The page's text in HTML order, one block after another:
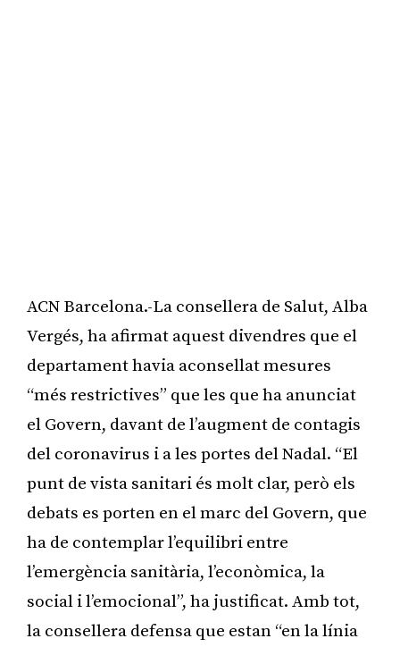
ACN Barcelona.-La consellera de Salut, Alba
Vergés, ha afirmat aquest divendres que el
departament havia aconsellat mesures
“més restrictives” que les que ha anunciat
el Govern, davant de l’augment de contagis
del coronavirus i a les portes del Nadal. “El
punt de vista sanitari és molt clar, però els
debats es porten en el marc del Govern, que
ha de contemplar l’equilibri entre
l’emergència sanitària, l’econòmica, la
social i l’emocional”, ha justificat. Amb tot,
la consellera defensa que estan “en la línia